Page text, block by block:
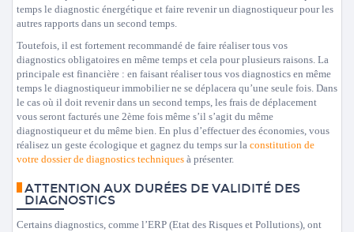
temps le diagnostic énergétique et faire revenir un diagnostiqueur pour les
autres rapports dans un second temps.
Toutefois, il est fortement recommandé de faire réaliser tous vos
diagnostics obligatoires en même temps et cela pour plusieurs raisons. La
principale est financière : en faisant réaliser tous vos diagnostics en même
temps le diagnostiqueur immobilier ne se déplacera qu’une seule fois. Dans
le cas où il doit revenir dans un second temps, les frais de déplacement
vous seront facturés une 2ème fois même s’il s’agit du même
diagnostiqueur et du même bien. En plus d’effectuer des économies, vous
réalisez un geste écologique et gagnez du temps sur la constitution de
votre dossier de diagnostics techniques à présenter.
ATTENTION AUX DURÉES DE VALIDITÉ DES
DIAGNOSTICS
Certains diagnostics, comme l’ERP (Etat des Risques et Pollutions), ont